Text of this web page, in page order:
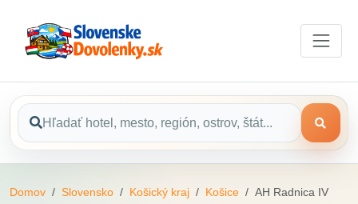
Domov Slovensko Košický kraj Košice AH Radnica IV